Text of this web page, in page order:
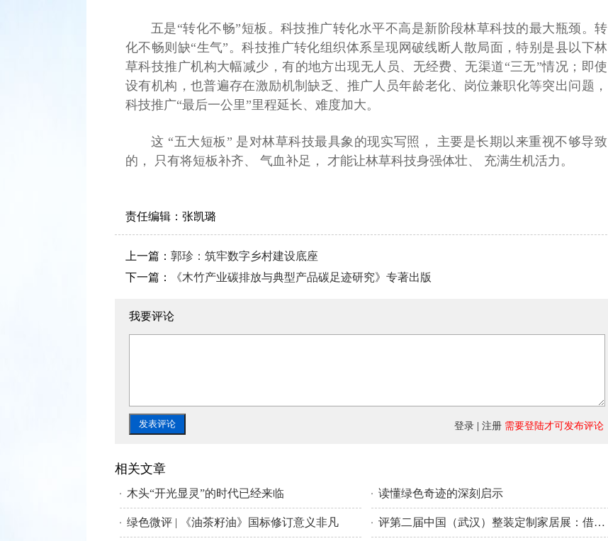
五是“转化不畅”短板。科技推广转化水平不高是新阶段林草科技的最大瓶颈。转
化不畅则缺“生气”。科技推广转化组织体系呈现网破线断人散局面，特别是县以下林
草科技推广机构大幅减少，有的地方出现无人员、无经费、无渠道“三无”情况；即使
设有机构，也普遍存在激励机制缺乏、推广人员年龄老化、岗位兼职化等突出问题，
科技推广“最后一公里”里程延长、难度加大。
这 “五大短板” 是对林草科技最具象的现实写照， 主要是长期以来重视不够导致
的， 只有将短板补齐、 气血补足， 才能让林草科技身强体壮、 充满生机活力。
责任编辑： 张凯璐
上一篇： 郭珍：筑牢数字乡村建设底座
下一篇：
《木竹产业碳排放与典型产品碳足迹研究》专著出版
我要评论
登录 注册 需要登陆才可发布评论
相关文章
木头“开光显灵”的时代已经来临 读懂绿色奇迹的深刻启示
绿色微评 | 《油茶籽油》国标修订意义非凡 评第二届中国（武汉）整装定制家居展：借区域之利聚产业之力绘就家居发展新图景